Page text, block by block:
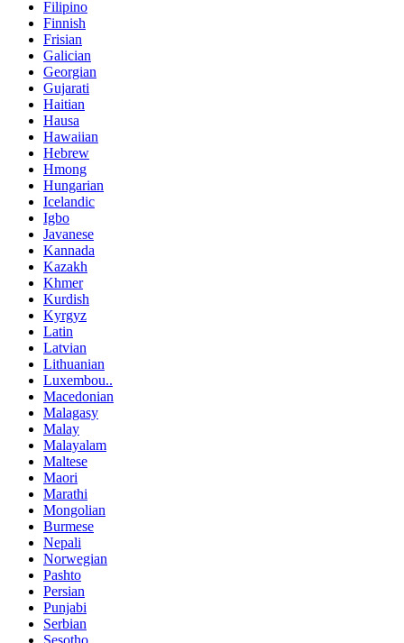
Filipino
Finnish
Frisian
Galician
Georgian
Gujarati
Haitian
Hausa
Hawaiian
Hebrew
Hmong
Hungarian
Icelandic
Igbo
Javanese
Kannada
Kazakh
Khmer
Kurdish
Kyrgyz
Latin
Latvian
Lithuanian
Luxembou..
Macedonian
Malagasy
Malay
Malayalam
Maltese
Maori
Marathi
Mongolian
Burmese
Nepali
Norwegian
Pashto
Persian
Punjabi
Serbian
Sesotho